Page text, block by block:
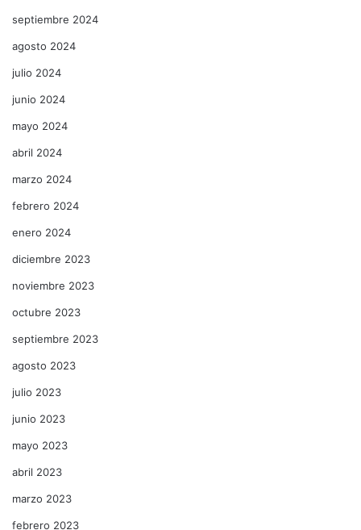
septiembre 2024
agosto 2024
julio 2024
junio 2024
mayo 2024
abril 2024
marzo 2024
febrero 2024
enero 2024
diciembre 2023
noviembre 2023
octubre 2023
septiembre 2023
agosto 2023
julio 2023
junio 2023
mayo 2023
abril 2023
marzo 2023
febrero 2023